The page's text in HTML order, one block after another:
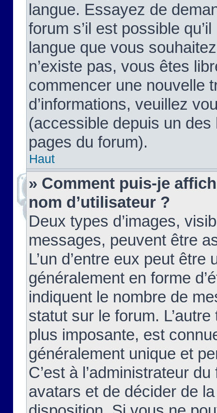
langue. Essayez de
forum s’il est possible
langue que vous
n’existe pas, vous êtes
commencer une nouvelle
d’informations, veuillez
(accessible depuis un
pages du forum).
Haut
» Comment puis-je
nom d’utilisateur ?
Deux types d’images,
messages, peuvent être
L’un d’entre eux peut
généralement en forme
indiquent le nombre de
statut sur le forum.
plus imposante, est
généralement unique et
C’est à l’administrateur
avatars et de décider de